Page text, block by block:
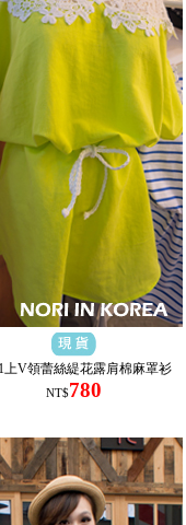
上V領蕾絲緹花露肩棉麻罩衫
NT$780